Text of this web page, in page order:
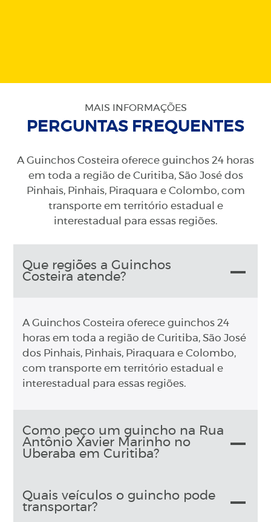
MAIS INFORMAÇÕES
PERGUNTAS FREQUENTES
A Guinchos Costeira oferece guinchos 24 horas
em toda a região de Curitiba, São José dos
Pinhais, Pinhais, Piraquara e Colombo, com
transporte em território estadual e
interestadual para essas regiões.
Que regiões a Guinchos
Costeira atende?
A Guinchos Costeira oferece guinchos 24
horas em toda a região de Curitiba, São José
dos Pinhais, Pinhais, Piraquara e Colombo,
com transporte em território estadual e
interestadual para essas regiões.
Como peço um guincho na Rua
Antônio Xavier Marinho no
Uberaba em Curitiba?
Quais veículos o guincho pode
transportar?